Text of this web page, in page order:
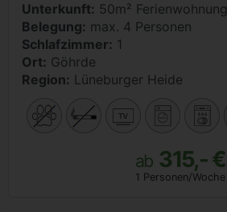
Unterkunft: 50m² Ferienwohnung
Belegung: max. 4 Personen
Schlafzimmer: 1
Ort: Göhrde
Region: Lüneburger Heide
ab 315,- €
1 Personen/Woche